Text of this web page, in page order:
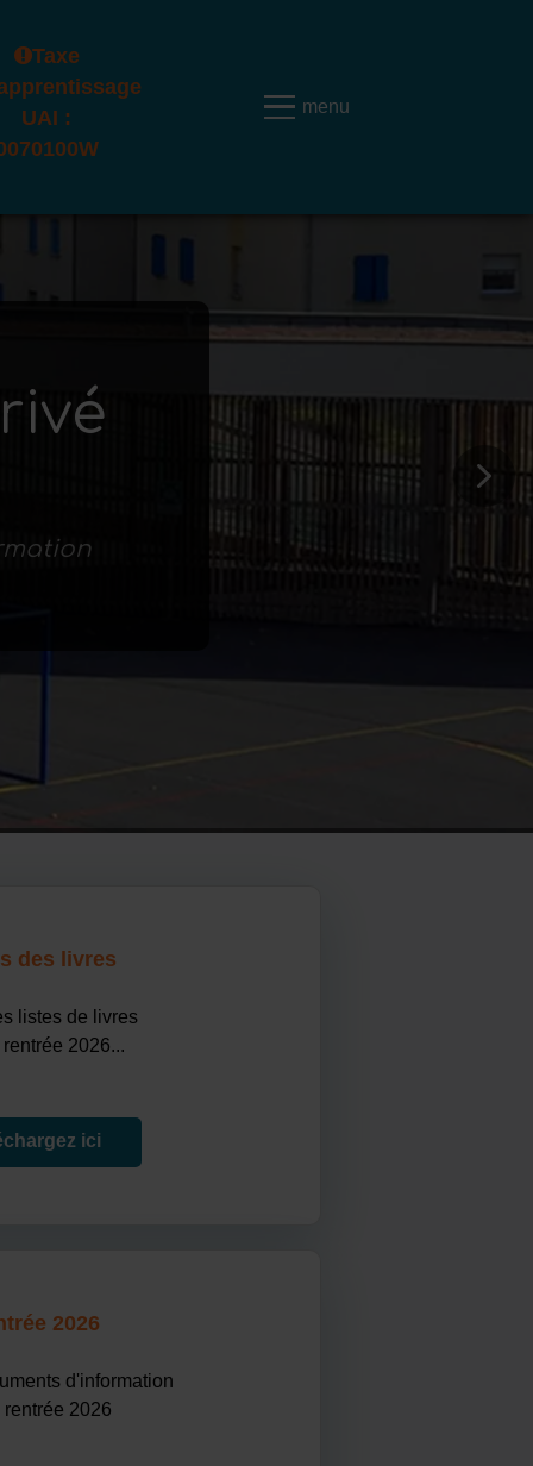
Taxe
UAI :
des livres
listes de livres
2026...
ici
2026
d'information
rentrée 2026